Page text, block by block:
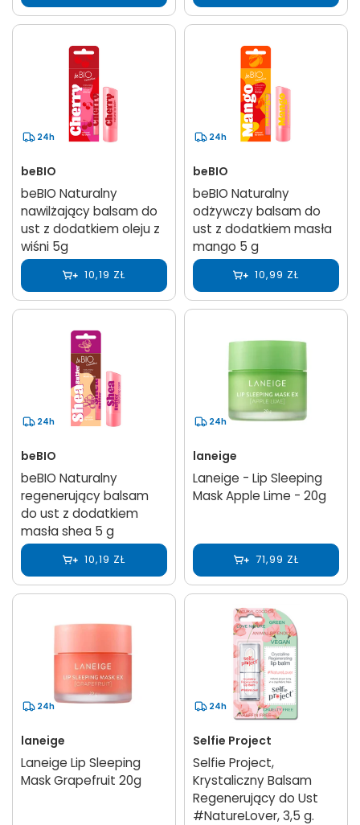
24h
beBIO
beBIO Naturalny
nawilżający balsam do
ust z dodatkiem oleju z
wiśni 5g
10,19 ZŁ
24h
beBIO
beBIO Naturalny
odżywczy balsam do
ust z dodatkiem masła
mango 5 g
10,99 ZŁ
24h
beBIO
beBIO Naturalny
regenerujący balsam
do ust z dodatkiem
masła shea 5 g
10,19 ZŁ
24h
laneige
Laneige - Lip Sleeping
Mask Apple Lime - 20g
71,99 ZŁ
24h
laneige
Laneige Lip Sleeping
Mask Grapefruit 20g
24h
Selfie Project
Selfie Project,
Krystaliczny Balsam
Regenerujący do Ust
#NatureLover, 3,5 g.